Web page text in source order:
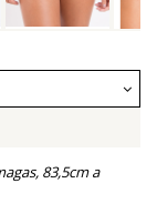
83,5cm a